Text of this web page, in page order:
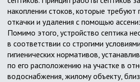
накоплении стоков, которые требуют
откачки и удаления с помощью
Помимо этого, устройство септика
в соответствии со строгими
гигиенических нормативов,
по его расположению на участке в
водоснабжения, жилому объекту,